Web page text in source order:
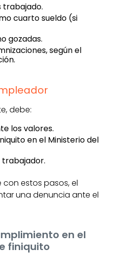
trabajado.
cuarto sueldo (si
gozadas.
según el
debe:
los valores.
en el Ministerio del
trabajador.
con estos pasos, el
una denuncia ante el
en el
finiquito